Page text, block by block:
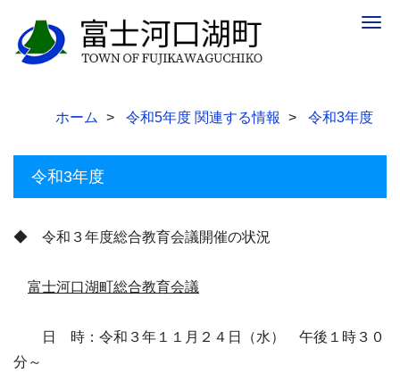
ホーム 令和5年度 関連する情報 令和3年度
令和3年度
◆ 令和３年度総合教育会議開催の状況
富士河口湖町総合教育会議
日 時：令和３年１１月２４日（水） 午後１時３０
分～